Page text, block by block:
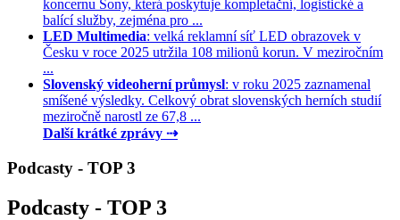
koncernu Sony, která poskytuje kompletační, logistické a
balící služby, zejména pro ...
LED Multimedia: velká reklamní síť LED obrazovek v
Česku v roce 2025 utržila 108 milionů korun. V meziročním
...
Slovenský videoherní průmysl: v roku 2025 zaznamenal
smíšené výsledky. Celkový obrat slovenských herních studií
meziročně narostl ze 67,8 ...
Další krátké zprávy ⇢
Podcasty - TOP 3
Podcasty - TOP 3